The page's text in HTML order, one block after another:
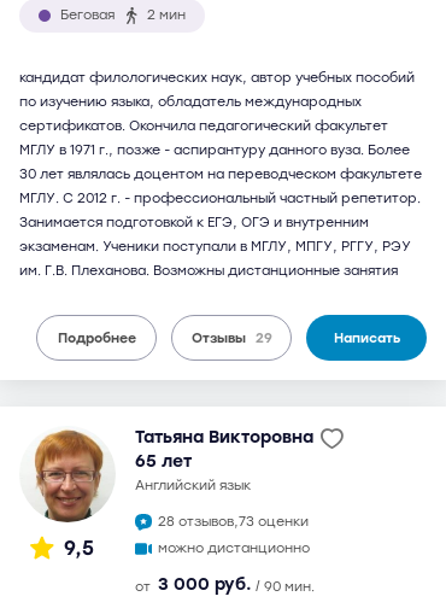
Беговая 2 мин
кандидат филологических наук, автор учебных пособий
по изучению языка, обладатель международных
сертификатов. Окончила педагогический факультет
МГЛУ в 1971 г., позже - аспирантуру данного вуза. Более
30 лет являлась доцентом на переводческом факультете
МГЛУ. С 2012 г. - профессиональный частный репетитор.
Занимается подготовкой к ЕГЭ, ОГЭ и внутренним
экзаменам. Ученики поступали в МГЛУ, МПГУ, РГГУ, РЭУ
им. Г.В. Плеханова. Возможны дистанционные занятия
Подробнее Отзывы 29 Написать
9,5
Татьяна Викторовна
65 лет
английский язык
28 отзывов,73 оценки
можно дистанционно
от 3 000 руб. / 90 мин.